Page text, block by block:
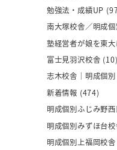
勉強法・成績UP
南大塚校舎／明成
塾経営者が娘を東
富士見羽沢校舎 (10)
志木校舎｜明成個別
新着情報 (474)
明成個別ふじみ野
明成個別みずほ台
明成個別上福岡校舎